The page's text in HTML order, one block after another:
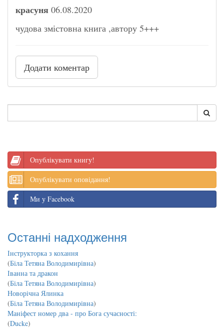
красуня 06.08.2020
чудова змістовна книга ,автору 5+++
Додати коментар
Опублікувати книгу!
Опублікувати оповідання!
Ми у Facebook
Останні надходження
Інструкторка з кохання
(Біла Тетяна Володимирівна)
Іванна та дракон
(Біла Тетяна Володимирівна)
Новорічна Ялинка
(Біла Тетяна Володимирівна)
Маніфест номер два - про Бога сучасності:
(Ducke)